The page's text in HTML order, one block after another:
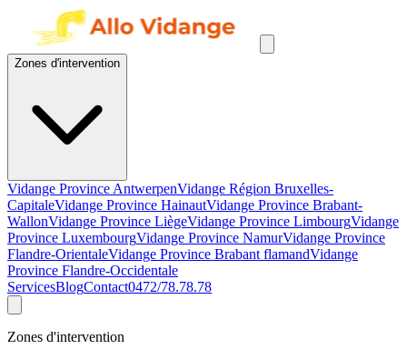
Zones d'intervention
Vidange Province AntwerpenVidange Région Bruxelles-
CapitaleVidange Province HainautVidange Province Brabant-
WallonVidange Province LiègeVidange Province LimbourgVidange
Province LuxembourgVidange Province NamurVidange Province
Flandre-OrientaleVidange Province Brabant flamandVidange
Province Flandre-Occidentale
ServicesBlogContact0472/78.78.78
Zones d'intervention